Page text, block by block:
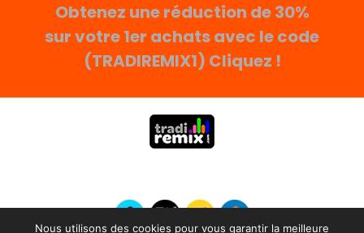
Obtenez une réduction de 30%
sur votre 1er achats avec le code
(TRADIREMIX1) Cliquez !
0
Nous utilisons des cookies pour vous garantir la meilleure